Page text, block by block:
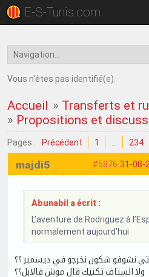
E-S-Tunis.com
Vous n'êtes pas identifié(e).
Accueil » Transferts et
» Propositions et
Pages : Précédent 1 234
#5876 31-08-
majdi5
Abunabil a écrit :
L’aventure de Rodriguez à
normalement aujourd’hui.
نشوفو شكون نخرجو في ديسمبر ؟؟
ولا الستاف تكنيك قال موش فالابل؟؟